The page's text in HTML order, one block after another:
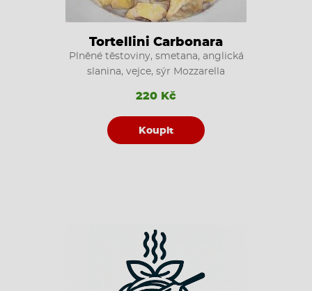
Tortellini Carbonara
Plněné těstoviny, smetana, anglická
slanina, vejce, sýr Mozzarella
220 Kč
Koupit